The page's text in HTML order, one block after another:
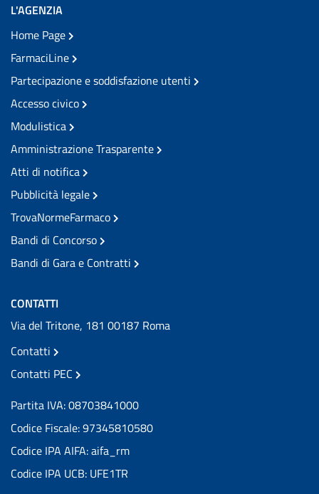
L'AGENZIA
Home Page
FarmaciLine
Partecipazione e soddisfazione utenti
Accesso civico
Modulistica
Amministrazione Trasparente
Atti di notifica
Pubblicità legale
TrovaNormeFarmaco
Bandi di Concorso
Bandi di Gara e Contratti
CONTATTI
Via del Tritone, 181 00187 Roma
Contatti
Contatti PEC
Partita IVA: 08703841000
Codice Fiscale: 97345810580
Codice IPA AIFA: aifa_rm
Codice IPA UCB: UFE1TR